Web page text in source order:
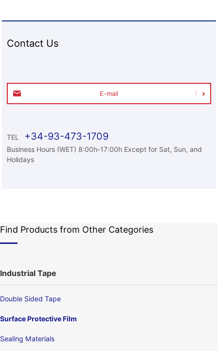
Contact Us
E-mail
TEL +34-93-473-1709
Business Hours (WET) 8:00h-17:00h Except for Sat, Sun, and
Holidays
Find Products from Other Categories
Industrial Tape
Double Sided Tape
Surface Protective Film
Sealing Materials